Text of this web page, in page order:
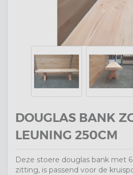
DOUGLAS BANK
LEUNING 250CM
Deze stoere douglas bank met
zitting, is passend voor de